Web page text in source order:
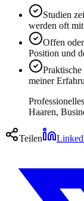
Studien
werden oft
Offen
Position und
meiner
Haaren,
Teilen